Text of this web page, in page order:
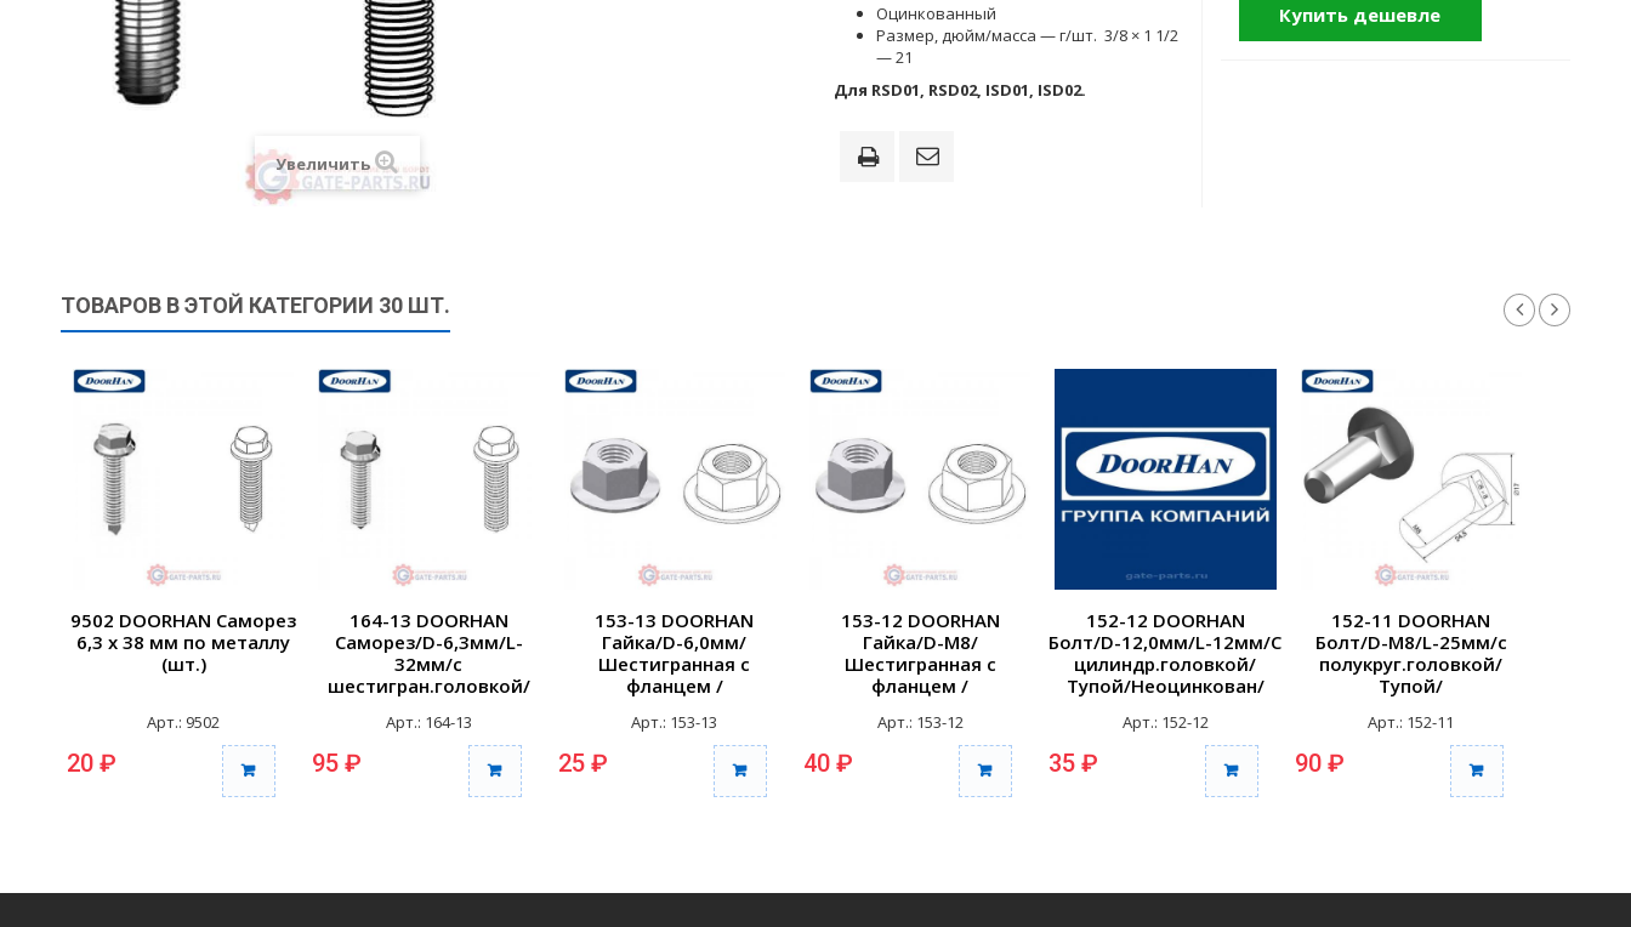
Увеличить
Оцинкованный
Размер, дюйм/масса — г/шт. 3/8 × 1 1/2
— 21
Для RSD01, RSD02, ISD01, ISD02.
Купить дешевле
ТОВАРОВ В ЭТОЙ КАТЕГОРИИ 30 ШТ.
9502 DOORHAN Саморез
6,3 х 38 мм по металлу
(шт.)
Арт.: 9502
20 ₽
164-13 DOORHAN
Саморез/D-6,3мм/L-
32мм/с
шестигран.головкой/
Оксидированный
Арт.: 164-13
95 ₽
153-13 DOORHAN
Гайка/D-6,0мм/
Шестигранная с
фланцем /
Нержавеющая сталь
Арт.: 153-13
25 ₽
153-12 DOORHAN
Гайка/D-М8/
Шестигранная с
фланцем /
Нержавеющая сталь
Арт.: 153-12
40 ₽
152-12 DOORHAN
Болт/D-12,0мм/L-12мм/С
цилиндр.головкой/
Тупой/Неоцинкован/
резьбы...
Арт.: 152-12
35 ₽
152-11 DOORHAN
Болт/D-М8/L-25мм/с
полукруг.головкой/
Тупой/
Неполнорезьб./шаг
резьбы...
Арт.: 152-11
90 ₽